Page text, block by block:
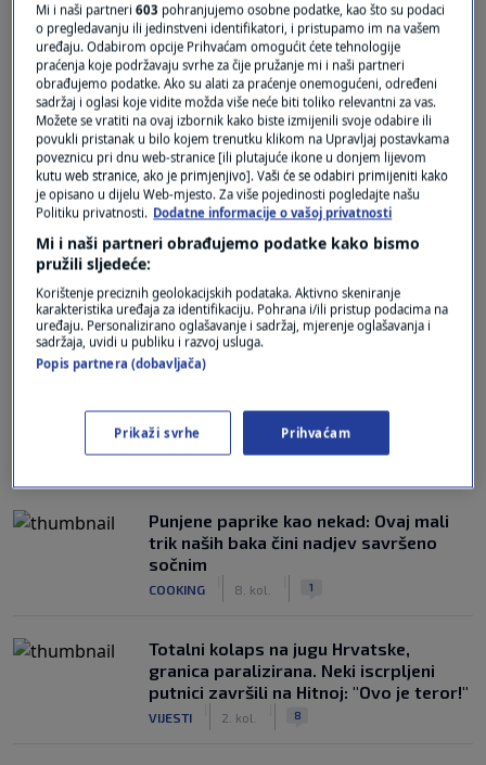
Oglas
Oglas
NAJČITANIJE
Punjene paprike kao nekad: Ovaj mali
trik naših baka čini nadjev savršeno
sočnim
COOKING 8. kol. 1
Totalni kolaps na jugu Hrvatske,
granica paralizirana. Neki iscrpljeni
putnici završili na Hitnoj: "Ovo je teror!"
VIJESTI 2. kol. 8
Mi i naši partneri603 pohranjujemo osobne podatke, kao što su podaci
o pregledavanju ili jedinstveni identifikatori, i pristupamo im na vašem
uređaju. Odabirom opcije Prihvaćam omogućit ćete tehnologije
praćenja koje podržavaju svrhe za čije pružanje mi i naši partneri
obrađujemo podatke. Ako su alati za praćenje onemogućeni, određeni
sadržaj i oglasi koje vidite možda više neće biti toliko relevantni za vas.
Možete se vratiti na ovaj izbornik kako biste izmijenili svoje odabire ili
povukli pristanak u bilo kojem trenutku klikom na Upravljaj postavkama
poveznicu pri dnu web-stranice [ili plutajuće ikone u donjem lijevom
kutu web stranice, ako je primjenjivo]. Vaši će se odabiri primijeniti kako
je opisano u dijelu Web-mjesto. Za više pojedinosti pogledajte našu
Politiku privatnosti. Dodatne informacije o vašoj privatnosti
Mi i naši partneri obrađujemo podatke kako bismo
pružili sljedeće:
Korištenje preciznih geolokacijskih podataka. Aktivno skeniranje
karakteristika uređaja za identifikaciju. Pohrana i/ili pristup podacima na
uređaju. Personalizirano oglašavanje i sadržaj, mjerenje oglašavanja i
sadržaja, uvidi u publiku i razvoj usluga.
Popis partnera (dobavljača)
Prikaži svrhe Prihvaćam